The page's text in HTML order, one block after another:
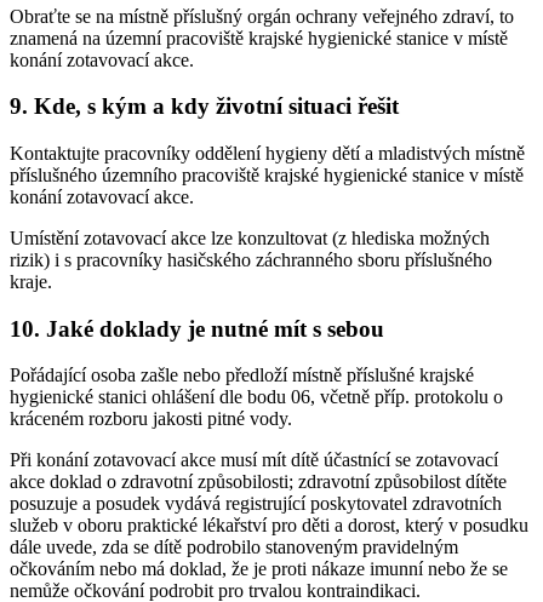
Obraťte se na místně příslušný orgán ochrany veřejného zdraví, to
znamená na územní pracoviště krajské hygienické stanice v místě
konání zotavovací akce.
9. Kde, s kým a kdy životní situaci řešit
Kontaktujte pracovníky oddělení hygieny dětí a mladistvých místně
příslušného územního pracoviště krajské hygienické stanice v místě
konání zotavovací akce.
Umístění zotavovací akce lze konzultovat (z hlediska možných
rizik) i s pracovníky hasičského záchranného sboru příslušného
kraje.
10. Jaké doklady je nutné mít s sebou
Pořádající osoba zašle nebo předloží místně příslušné krajské
hygienické stanici ohlášení dle bodu 06, včetně příp. protokolu o
kráceném rozboru jakosti pitné vody.
Při konání zotavovací akce musí mít dítě účastnící se zotavovací
akce doklad o zdravotní způsobilosti; zdravotní způsobilost dítěte
posuzuje a posudek vydává registrující poskytovatel zdravotních
služeb v oboru praktické lékařství pro děti a dorost, který v posudku
dále uvede, zda se dítě podrobilo stanoveným pravidelným
očkováním nebo má doklad, že je proti nákaze imunní nebo že se
nemůže očkování podrobit pro trvalou kontraindikaci.